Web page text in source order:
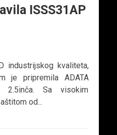
ISSS31AP
industrijskog kvaliteta,
je pripremila ADATA
2.5inča. Sa visokim
od...